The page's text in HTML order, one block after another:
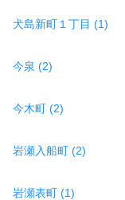
犬島新町１丁目 (1)
今泉 (2)
今木町 (2)
岩瀬入船町 (2)
岩瀬表町 (1)